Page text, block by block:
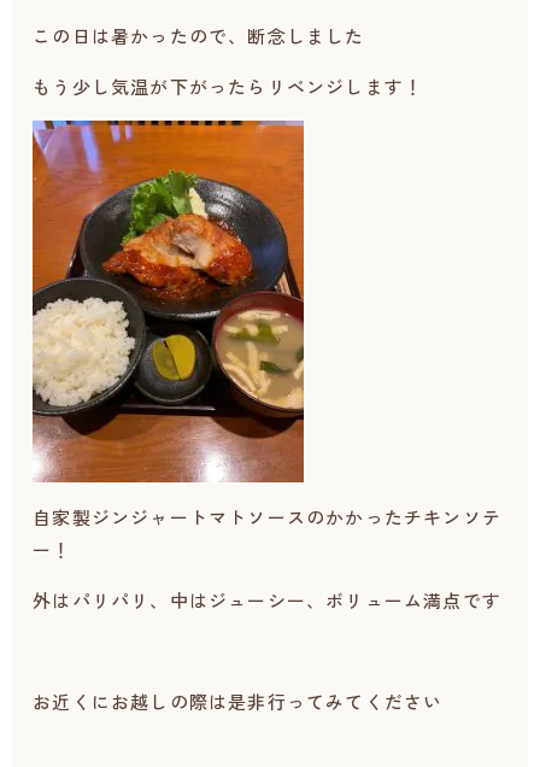
この日は暑かったので、断念しました
もう少し気温が下がったらリベンジします！
自家製ジンジャートマトソースのかかったチキンソテ
ー！
外はパリパリ、中はジューシー、ボリューム満点です
お近くにお越しの際は是非行ってみてください